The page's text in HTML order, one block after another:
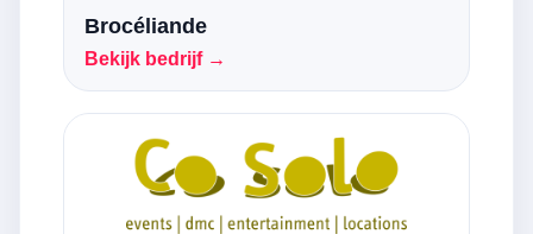
Brocéliande
Bekijk bedrijf →